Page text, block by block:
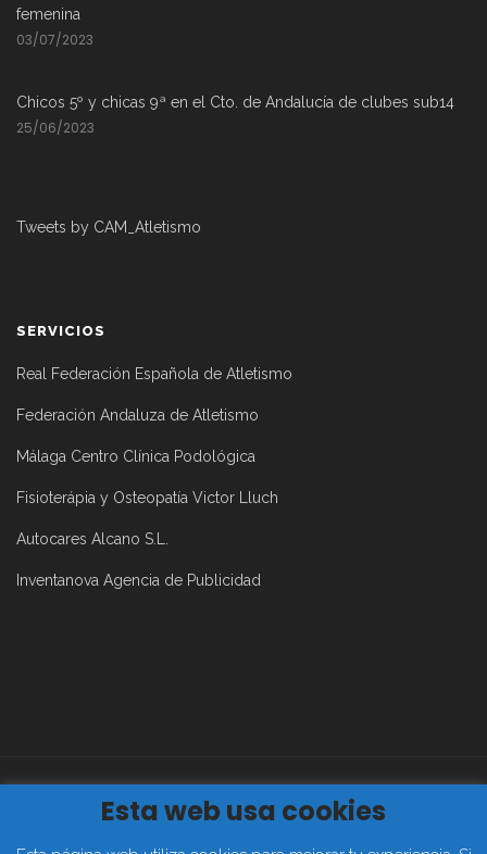
femenina
03/07/2023
Chicos 5º y chicas 9ª en el Cto. de Andalucía de clubes sub14
25/06/2023
Tweets by CAM_Atletismo
SERVICIOS
Real Federación Española de Atletismo
Federación Andaluza de Atletismo
Málaga Centro Clínica Podológica
Fisioterápia y Osteopatía Victor Lluch
Autocares Alcano S.L.
Inventanova Agencia de Publicidad
Aviso Legal|Política de Privacidad| Política de Cookies
Esta web usa cookies